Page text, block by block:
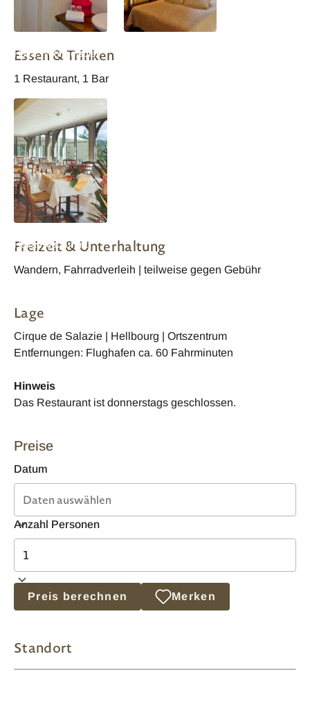
Heva Wohnbeispiel
Essen & Trinken
1 Restaurant, 1 Bar
Heva Restaurant
Freizeit & Unterhaltung
Wandern, Fahrradverleih | teilweise gegen Gebühr
Lage
Cirque de Salazie | Hellbourg | Ortszentrum
Entfernungen: Flughafen ca. 60 Fahrminuten
Hinweis
Das Restaurant ist donnerstags geschlossen.
Preise
Datum
Anzahl Personen
Preis berechnen Merken
Standort